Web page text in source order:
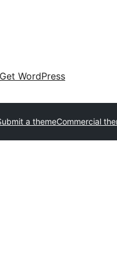
Get WordPress
a themeCommercial